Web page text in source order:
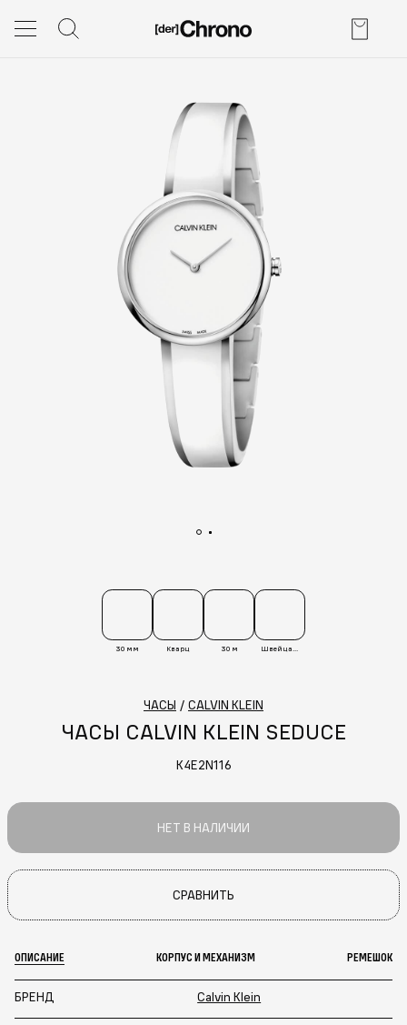
30 мм Кварц 30 м Швейцария
ЧАСЫ / CALVIN KLEIN
ЧАСЫ CALVIN KLEIN SEDUCE
K4E2N116
НЕТ В НАЛИЧИИ
СРАВНИТЬ
ОПИСАНИЕ КОРПУС И МЕХАНИЗМ РЕМЕШОК
БРЕНД Calvin Klein